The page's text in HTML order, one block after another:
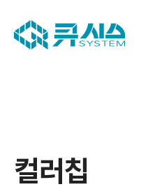
컬러칩